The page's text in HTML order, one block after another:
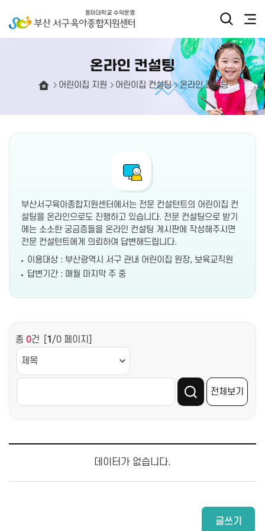
온라인 컨설팅
어린이집 지원 어린이집 컨설팅 온라인 컨설팅
부산서구육아종합지원센터에서는 전문 컨설턴트의 어린이집 컨
설팅을 온라인으로도 진행하고 있습니다. 전문 컨설팅으로 받기
에는 소소한 궁금증들을 온라인 컨설팅 게시판에 작성해주시면
전문 컨설턴트에게 의뢰하여 답변해드립니다.
이용대상 : 부산광역시 서구 관내 어린이집 원장, 보육교직원
답변기간 : 매월 마지막 주 중
총 0건 1 /0 페이지]
전체보기
데이터가 없습니다.
글쓰기